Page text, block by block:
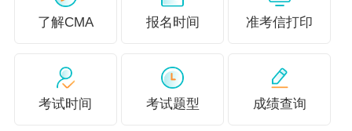
CMA考试科目共两门，需要在交了准入费开始计
了解CMA 报名时间 准考信打印
考试时间 考试题型 成绩查询